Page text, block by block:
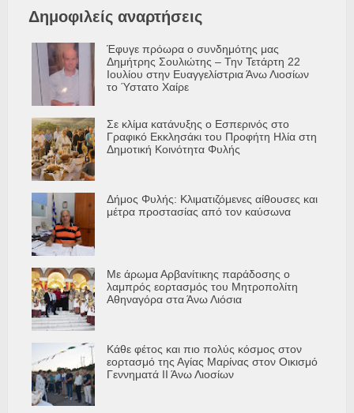
Δημοφιλείς αναρτήσεις
Έφυγε πρόωρα ο συνδημότης μας
Δημήτρης Σουλιώτης – Την Τετάρτη 22
Ιουλίου στην Ευαγγελίστρια Άνω Λιοσίων
το Ύστατο Χαίρε
Σε κλίμα κατάνυξης ο Εσπερινός στο
Γραφικό Εκκλησάκι του Προφήτη Ηλία στη
Δημοτική Κοινότητα Φυλής
Δήμος Φυλής: Κλιματιζόμενες αίθουσες και
μέτρα προστασίας από τον καύσωνα
Με άρωμα Αρβανίτικης παράδοσης ο
λαμπρός εορτασμός του Μητροπολίτη
Αθηναγόρα στα Άνω Λιόσια
Κάθε φέτος και πιο πολύς κόσμος στον
εορτασμό της Αγίας Μαρίνας στον Οικισμό
Γεννηματά ΙΙ Άνω Λιοσίων